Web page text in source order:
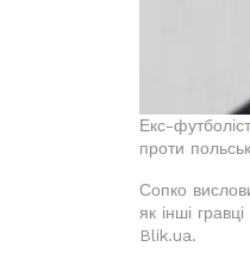
Екс-
проти
Сопко
як інші
Blik.ua.